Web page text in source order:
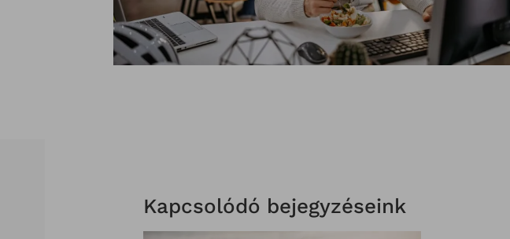
Kapcsolódó bejegyzéseink